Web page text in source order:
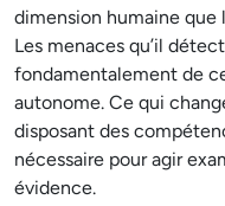
dimension humaine
Les menaces qu’il
fondamentalement de
autonome. Ce qui
disposant des
nécessaire pour agir
évidence.